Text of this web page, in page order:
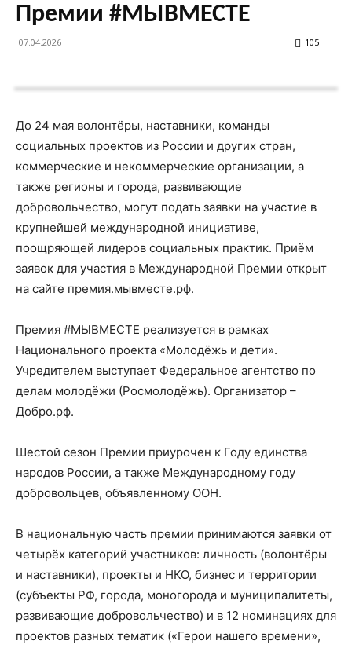
Премии #МЫВМЕСТЕ
07.04.2026 105
До 24 мая волонтёры, наставники, команды
социальных проектов из России и других стран,
коммерческие и некоммерческие организации, а
также регионы и города, развивающие
добровольчество, могут подать заявки на участие в
крупнейшей международной инициативе,
поощряющей лидеров социальных практик. Приём
заявок для участия в Международной Премии открыт
на сайте премия.мывместе.рф.
Премия #МЫВМЕСТЕ реализуется в рамках
Национального проекта «Молодёжь и дети».
Учредителем выступает Федеральное агентство по
делам молодёжи (Росмолодёжь). Организатор –
Добро.рф.
Шестой сезон Премии приурочен к Году единства
народов России, а также Международному году
добровольцев, объявленному ООН.
В национальную часть премии принимаются заявки от
четырёх категорий участников: личность (волонтёры
и наставники), проекты и НКО, бизнес и территории
(субъекты РФ, города, моногорода и муниципалитеты,
развивающие добровольчество) и в 12 номинациях для
проектов разных тематик («Герои нашего времени»,